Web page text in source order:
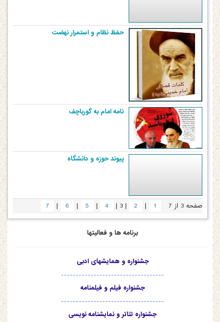
حفظ نظام و استمرار نهضت
نامه امام به گورباچف
پیوند حوزه و دانشگاه
صفحه 3 از 7 1
|
2
|
3
|
4
|
5
|
6
|
7
برنامه ها و فعالیتها
جشنواره و همایشهای ادبی
-----------------------------------
جشنواره فیلم و فیلمنامه
-----------------------------------
جشنواره تئاتر و نمایشنامه نویسی